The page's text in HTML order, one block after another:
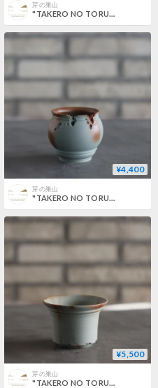
芽の巣山
"TAKERO NO TORUKO" (2.5号) no.802/126
¥4,400
芽の巣山
"TAKERO NO TORUKO" (2.5号) no.802/124
¥5,500
芽の巣山
"TAKERO NO TORUKO" (2.5号) no.802/122